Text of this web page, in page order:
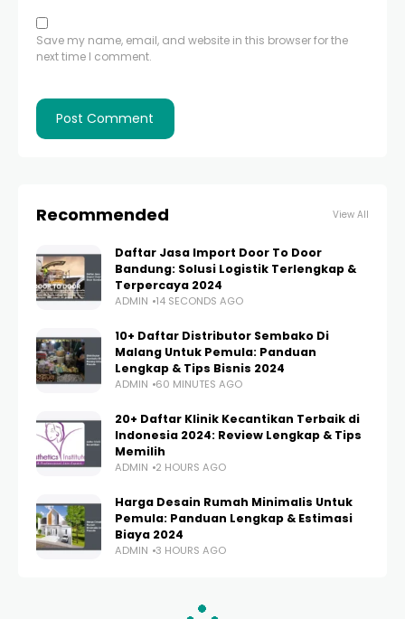
Save my name, email, and website in this browser for the
next time I comment.
Recommended View All
Daftar Jasa Import Door To Door
Bandung: Solusi Logistik Terlengkap &
Terpercaya 2024
ADMIN 14 SECONDS AGO
10+ Daftar Distributor Sembako Di
Malang Untuk Pemula: Panduan
Lengkap & Tips Bisnis 2024
ADMIN 60 MINUTES AGO
20+ Daftar Klinik Kecantikan Terbaik di
Indonesia 2024: Review Lengkap & Tips
Memilih
ADMIN 2 HOURS AGO
Harga Desain Rumah Minimalis Untuk
Pemula: Panduan Lengkap & Estimasi
Biaya 2024
ADMIN 3 HOURS AGO